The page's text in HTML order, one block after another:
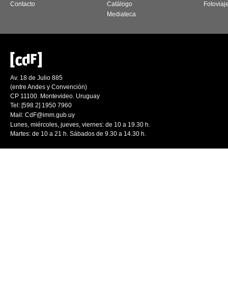
Contacto
Catálogo
Mediateca
Av. 18 de Julio 885
(entre Andes y Convención)
CP 11100. Montevideo. Uruguay
Tel: [598 2] 1950 7960
Mail: CdF@imm.gub.uy
Lunes, miércoles, jueves, viernes: de 10 a 19.30 h.
Martes: de 10 a 21 h. Sábados de 9.30 a 14.30 h.